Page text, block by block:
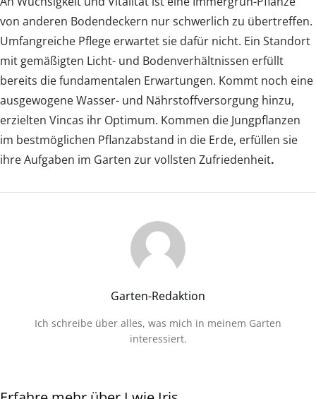
von anderen Bodendeckern nur schwerlich zu übertreffen.
Umfangreiche Pflege erwartet sie dafür nicht. Ein Standort
mit gemäßigten Licht- und Bodenverhältnissen erfüllt
bereits die fundamentalen Erwartungen. Kommt noch eine
ausgewogene Wasser- und Nährstoffversorgung hinzu,
erzielten Vincas ihr Optimum. Kommen die Jungpflanzen
im bestmöglichen Pflanzabstand in die Erde, erfüllen sie
ihre Aufgaben im Garten zur vollsten Zufriedenheit.
Garten-Redaktion
Ich schreibe über alles, was mich in meinem Garten
interessiert.